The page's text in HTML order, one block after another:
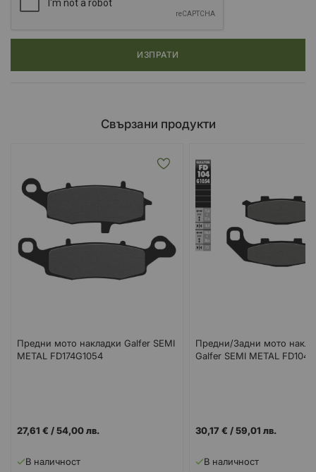
ИЗПРАТИ
Свързани продукти
Предни мото накладки Galfer SEMI
METAL FD174G1054
27,61 € /54,00 лв.
В наличност
Предни/Задни мото
Galfer SEMI METAL
30,17 € /59,01 лв.
В наличност